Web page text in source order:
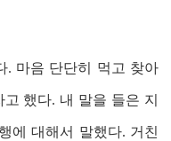
. 마음 단단히 먹고 찾아
고 했다. 내 말을 들은 지
에 대해서 말했다. 거친